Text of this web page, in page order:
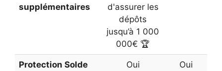
supplémentaires
d'assurer les
dépôts
jusqu’à 1 000
000€ 🏆
Protection Solde
Oui Oui